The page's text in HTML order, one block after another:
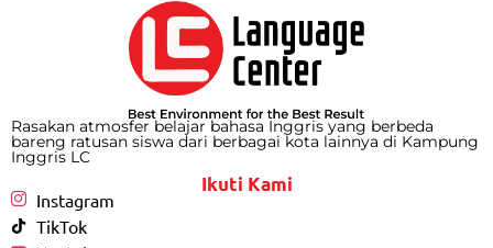
Rasakan atmosfer belajar bahasa Inggris yang berbeda
bareng ratusan siswa dari berbagai kota lainnya di Kampung
Inggris LC
Ikuti Kami
Instagram
TikTok